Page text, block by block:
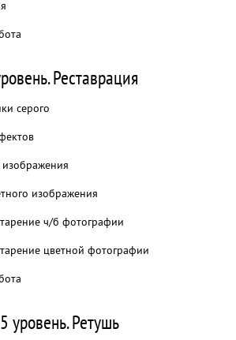
Реставрация
серого
изображения
изображения
ч/б фотографии
цветной фотографии
5 уровень. Ретушь